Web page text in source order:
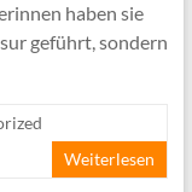
haben sie
geführt, sondern
Weiterlesen